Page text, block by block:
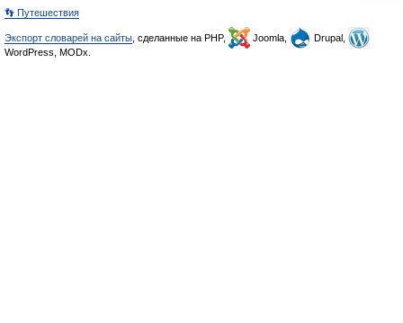
👣 Путешествия
Экспорт словарей на сайты , сделанные на PHP, Joomla,
Drupal,
WordPress, MODx.